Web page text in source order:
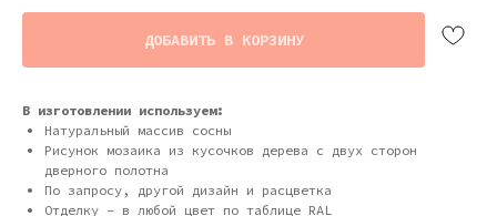
ДОБАВИТЬ В КОРЗИНУ
В изготовлении используем:
Натуральный массив сосны
Рисунок мозаика из кусочков дерева с двух сторон
дверного полотна
По запросу, другой дизайн и расцветка
Отделку - в любой цвет по таблице RAL